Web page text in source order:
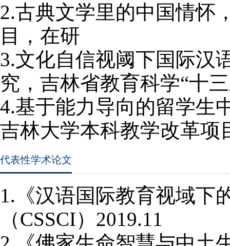
2.古典文学里的中国情怀
目，在研
3.文化自信视阈下国际汉
究，吉林省教育科学“十
4.基于能力导向的留学生
吉林大学本科教学改革项
代表性学术论文
1. 《汉语国际教育视域
（CSSCI） 2019.11